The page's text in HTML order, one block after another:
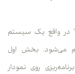
ابزار tp (مخفف Take Profit) در TradingView در واقع یک سیستم
می‌شود. بخش اول
روی نمودار